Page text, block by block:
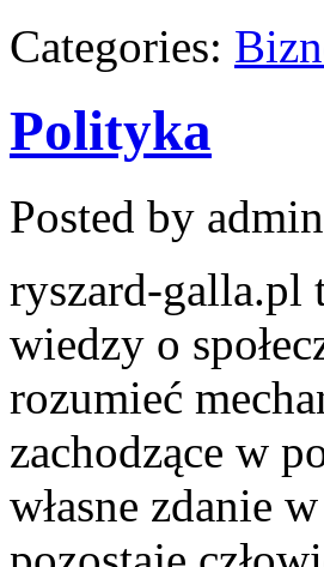
Categories:
Polityka
Posted by admin
ryszard-galla.pl
wiedzy o
rozumieć
zachodzące w
własne zdanie